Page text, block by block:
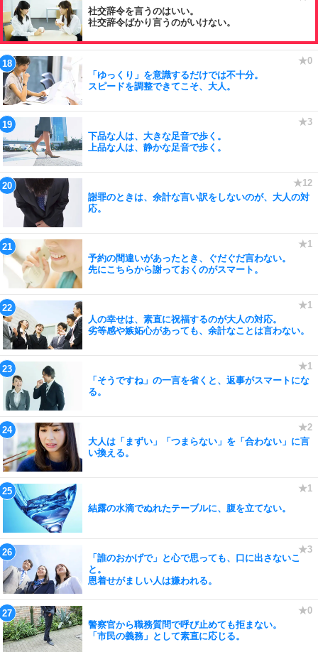
社交辞令を言うのはいい。
社交辞令ばかり言うのがいけない。
「ゆっくり」を意識するだけでは不十分。
スピードを調整できてこそ、大人。
下品な人は、大きな足音で歩く。
上品な人は、静かな足音で歩く。
謝罪のときは、余計な言い訳をしないのが、大人の対
応。
予約の間違いがあったとき、ぐだぐだ言わない。
先にこちらから謝っておくのがスマート。
人の幸せは、素直に祝福するのが大人の対応。
劣等感や嫉妬心があっても、余計なことは言わない。
「そうですね」の一言を省くと、返事がスマートにな
る。
大人は「まずい」「つまらない」を「合わない」に言
い換える。
結露の水滴でぬれたテーブルに、腹を立てない。
「誰のおかげで」と心で思っても、口に出さないこ
と。
恩着せがましい人は嫌われる。
警察官から職務質問で呼び止めても拒まない。
「市民の義務」として素直に応じる。